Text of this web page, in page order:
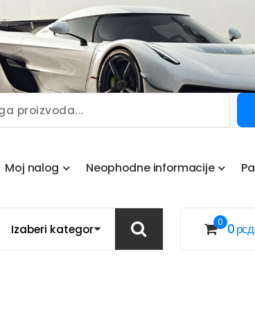
Moj nalog Neophodne informacije Pa
0 0рсд